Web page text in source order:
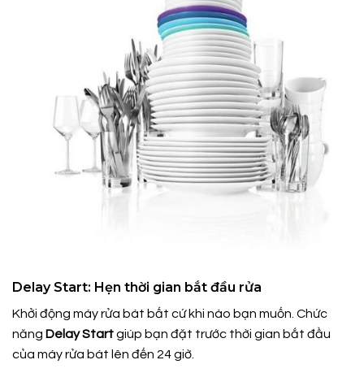
Delay Start: Hẹn thời gian bắt đầu rửa
Khởi động máy rửa bát bất cứ khi nào bạn muốn. Chức
năng Delay Startgiúp bạn đặt trước thời gian bắt đầu
của máy rửa bát lên đến 24 giờ.